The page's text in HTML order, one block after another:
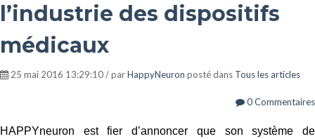
l’industrie des dispositifs
médicaux
25 mai 2016 13:29:10 / parHappyNeuron posté dans Tous les articles
0 Commentaires
HAPPYneuron est fier d’annoncer que son système de